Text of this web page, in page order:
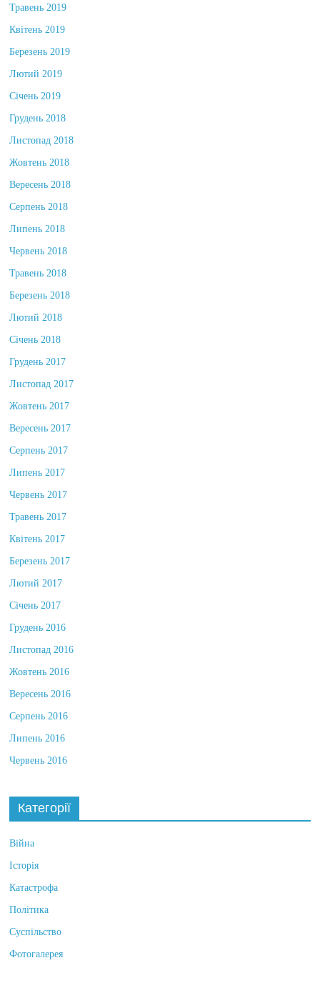
Травень 2019
Квітень 2019
Березень 2019
Лютий 2019
Січень 2019
Грудень 2018
Листопад 2018
Жовтень 2018
Вересень 2018
Серпень 2018
Липень 2018
Червень 2018
Травень 2018
Березень 2018
Лютий 2018
Січень 2018
Грудень 2017
Листопад 2017
Жовтень 2017
Вересень 2017
Серпень 2017
Липень 2017
Червень 2017
Травень 2017
Квітень 2017
Березень 2017
Лютий 2017
Січень 2017
Грудень 2016
Листопад 2016
Жовтень 2016
Вересень 2016
Серпень 2016
Липень 2016
Червень 2016
Категорії
Війна
Історія
Катастрофа
Політика
Суспільство
Фотогалерея